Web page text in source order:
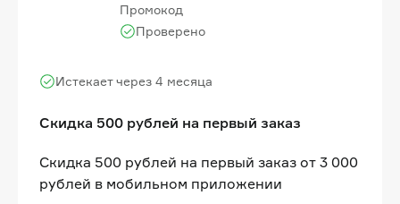
Промокод
Скидка 500 рублей на первый заказ
Истекает через 4 месяца
Проверено
Скидка 500 рублей на первый заказ от 3 000
рублей в мобильном приложении